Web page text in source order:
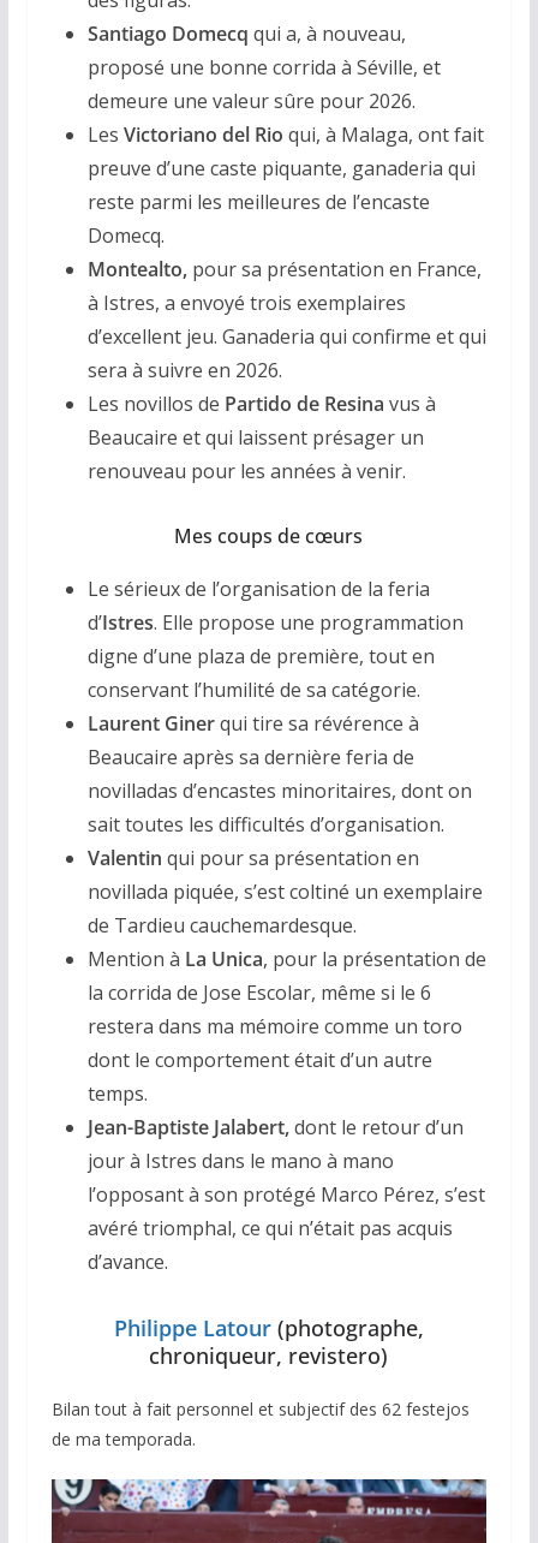
Santiago Domecq qui a, à nouveau,
proposé une bonne corrida à Séville, et
demeure une valeur sûre pour 2026.
Les Victoriano del Rio qui, à Malaga, ont fait
preuve d’une caste piquante, ganaderia qui
reste parmi les meilleures de l’encaste
Domecq.
Montealto, pour sa présentation en France,
à Istres, a envoyé trois exemplaires
d’excellent jeu. Ganaderia qui confirme et qui
sera à suivre en 2026.
Les novillos de Partido de Resina vus à
Beaucaire et qui laissent présager un
renouveau pour les années à venir.
Mes coups de cœurs
Le sérieux de l’organisation de la feria
d’Istres. Elle propose une programmation
digne d’une plaza de première, tout en
conservant l’humilité de sa catégorie.
Laurent Ginerqui tire sa révérence à
Beaucaire après sa dernière feria de
novilladas d’encastes minoritaires, dont on
sait toutes les difficultés d’organisation.
Valentin qui pour sa présentation en
novillada piquée, s’est coltiné un exemplaire
de Tardieu cauchemardesque.
Mention à La Unica, pour la présentation de
la corrida de Jose Escolar, même si le 6
restera dans ma mémoire comme un toro
dont le comportement était d’un autre
temps.
Jean-Baptiste Jalabert,dont le retour d’un
jour à Istres dans le mano à mano
l’opposant à son protégé Marco Pérez, s’est
avéré triomphal, ce qui n’était pas acquis
d’avance.
Philippe Latour(photographe,
chroniqueur, revistero)
Bilan tout à fait personnel et subjectif des 62 festejos
de ma temporada.